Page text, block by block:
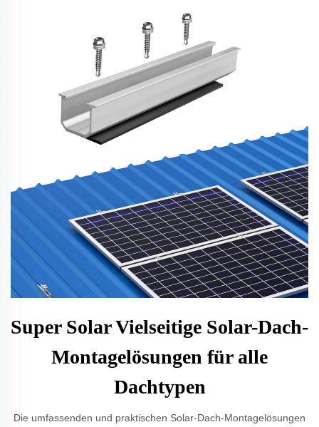
Super Solar Vielseitige Solar-Dach-
Montagelösungen für alle
Dachtypen
Die umfassenden und praktischen Solar-Dach-Montagelösungen